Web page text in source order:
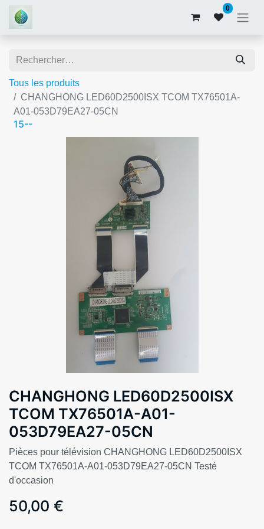
0
Tous les produits
CHANGHONG LED60D2500ISX TCOM TX76501A-
A01-053D79EA27-05CN
15--
CHANGHONG LED60D2500ISX
TCOM TX76501A-A01-
053D79EA27-05CN
Pièces pour télévision CHANGHONG LED60D2500ISX
TCOM TX76501A-A01-053D79EA27-05CN Testé
d'occasion
50,00 €